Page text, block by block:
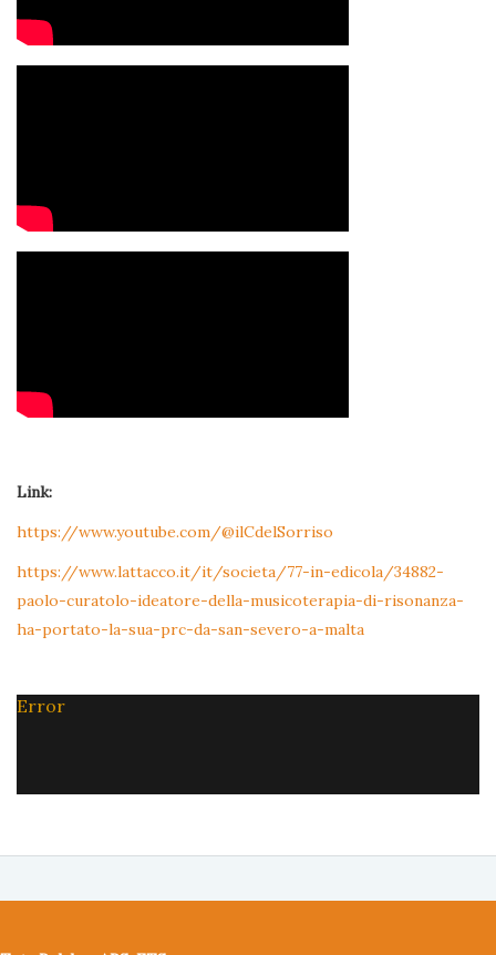
Link:
https://www.youtube.com/@ilCdelSorriso
https://www.lattacco.it/it/societa/77-in-edicola/34882-
paolo-curatolo-ideatore-della-musicoterapia-di-risonanza-
ha-portato-la-sua-prc-da-san-severo-a-malta
Error